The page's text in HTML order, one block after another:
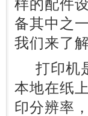
样的配件
备其中之
我们来了
打印机
本地在纸
印分辨率